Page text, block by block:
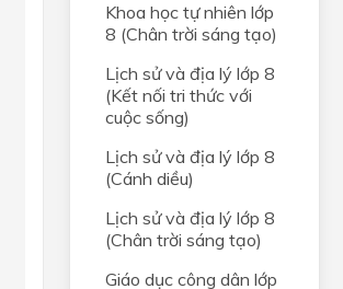
Khoa học tự nhiên lớp
8 (Chân trời sáng tạo)
Lịch sử và địa lý lớp 8
(Kết nối tri thức với
cuộc sống)
Lịch sử và địa lý lớp 8
(Cánh diều)
Lịch sử và địa lý lớp 8
(Chân trời sáng tạo)
Giáo dục công dân lớp